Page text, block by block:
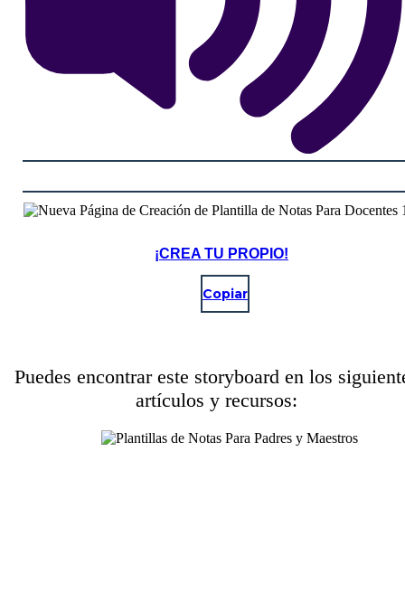
¡CREA TU PROPIO!
Copiar
Puedes encontrar este storyboard en los
artículos y recursos: